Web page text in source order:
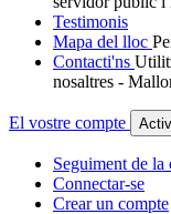
Testimonis
Mapa del lloc
Contacti'ns
nosaltres -
El vostre compte
Seguiment de la
Connectar-se
Crear un compte